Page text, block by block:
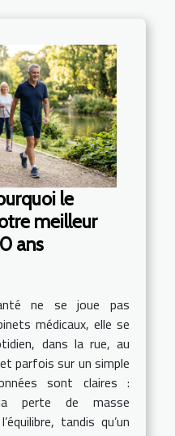
le
meilleur
ans
ne se joue pas
médicaux, elle se
dans la rue, au
parfois sur un simple
sont claires :
la perte de masse
tandis qu’un